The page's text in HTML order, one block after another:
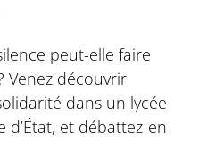
peut-elle faire
Venez découvrir
dans un lycée
et débattez-en